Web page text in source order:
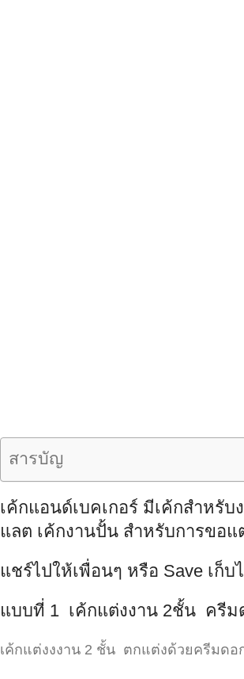
สารบัญ
เค้กแอนด์เบคเกอร์ มีเค้กสำหรั
แลต เค้กงานปั้น สำหรับการขอ
แชร์ไปให้เพื่อนๆ หรือ Save เก็บ
แบบที่ 1 เค้กแต่งงาน 2ชั้น ครีม
เค้กแต่งงงาน 2 ชั้น ตกแต่งด้วยครีมด